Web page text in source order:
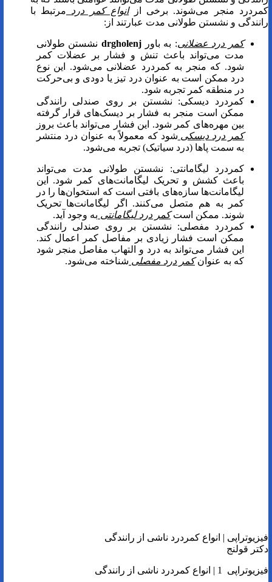
کمردرد منجر می‌شوند. برخی ازانواع کمر درد مرتبط با
رانندگی و نشستن طولانی مدت عبارتند از:
کمر درد عضلانی: به باورdrgholenj نشستن طولانی
مدت می‌تواند باعث تنش و فشار بر عضلات کمر
شود. که منجر به کمردرد عضلانی می‌شود. این نوع
درد ممکن است به عنوان درد تیز یا دودی و بی‌حرکت
در منطقه کمر تجربه شود.
کمردرد دیسکی: نشستن بر روی صندلی رانندگی
ممکن است منجر به فشار بر دیسک‌های قرار گرفته
بین مهره‌های کمر شود. این فشار می‌تواند باعث بروز
کمر درد دیسکی شود که معمولاً به عنوان درد منتشر
به سمت پاها (درد سیاتیک) تجربه می‌شود.
کمردرد لیگامانتی: نشستن طولانی مدت می‌تواند
باعث کشش و تحریک لیگامانت‌های کمر شود. این
لیگامانت‌ها سازه‌های بافتی است که استخوان‌ها را در
کمر به هم متصل می‌کنند. اگر لیگامانت‌ها تحریک
شوند. ممکن استکمر درد لیگامانتی به وجود آید.
کمردرد مفصلی: نشستن بر روی صندلی رانندگی
ممکن است فشار زیادی بر مفاصل کمر اعمال کند.
این فشار می‌تواند به درد و التهاب مفاصل منجر شود
که به عنوانکمر درد مفصلی شناخته می‌شود.
فیزیوتراپی | انواع کمردرد ناشی از رانندگی
دکتر قولنج
فیزیوتراپی 1 | انواع کمردرد ناشی از رانندگی